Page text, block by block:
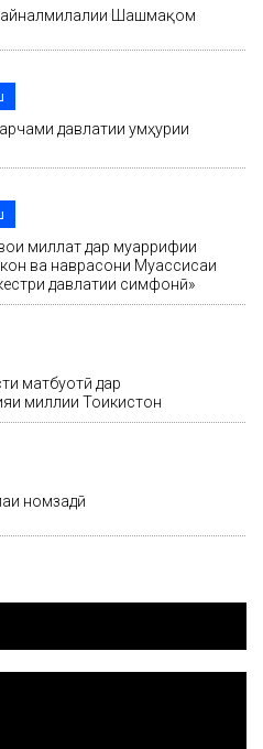
Шашмақом
давлатии ҷумҳурии
миллат дар муаррифии
ва наврасони Муассисаи
давлатии симфонӣ»
матбуотӣ дар
миллии Тоҷикистон
номзадӣ